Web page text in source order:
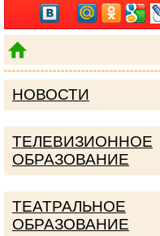
НОВОСТИ
ТЕЛЕВИЗИОННОЕ
ОБРАЗОВАНИЕ
ТЕАТРАЛЬНОЕ
ОБРАЗОВАНИЕ